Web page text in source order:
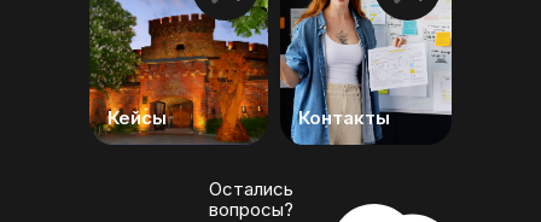
Контакты
Кейсы
Остались
вопросы?